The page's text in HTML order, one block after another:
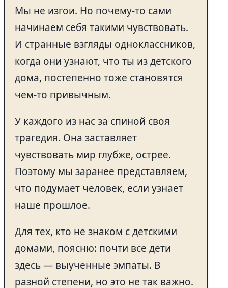
Мы не изгои. Но почему-то сами
начинаем себя такими чувствовать.
И странные взгляды одноклассников,
когда они узнают, что ты из детского
дома, постепенно тоже становятся
чем-то привычным.
У каждого из нас за спиной своя
трагедия. Она заставляет
чувствовать мир глубже, острее.
Поэтому мы заранее представляем,
что подумает человек, если узнает
наше прошлое.
Для тех, кто не знаком с детскими
домами, поясню: почти все дети
здесь — выученные эмпаты. В
разной степени, но это не так важно.